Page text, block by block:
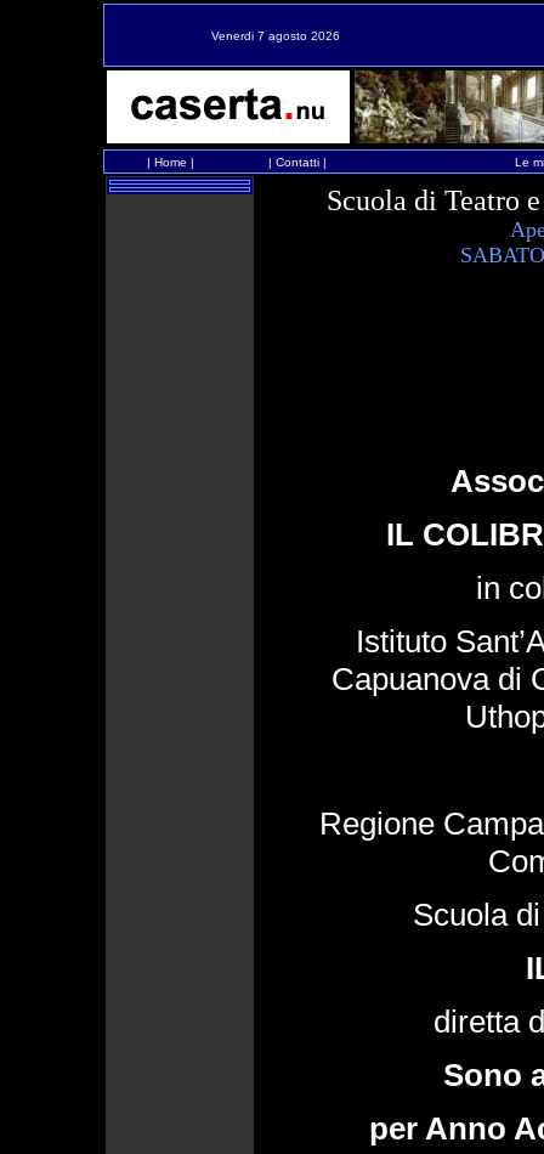
Venerdi 7 agosto 2026
| Home | | Contatti| Le
Scuola di Teatro
IL
in
Istituto
Capuanova di
Regione
Scuola
diretta
Sono
per Anno